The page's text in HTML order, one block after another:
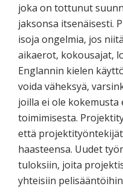
joka on tottunut
jaksonsa itsenäisesti.
isoja ongelmia, jos
aikaerot, kokousajat,
Englannin kielen
voida väheksyä,
joilla ei ole kokemusta
toimimisesta.
että
haasteensa. Uudet
tuloksiin, joita
yhteisiin